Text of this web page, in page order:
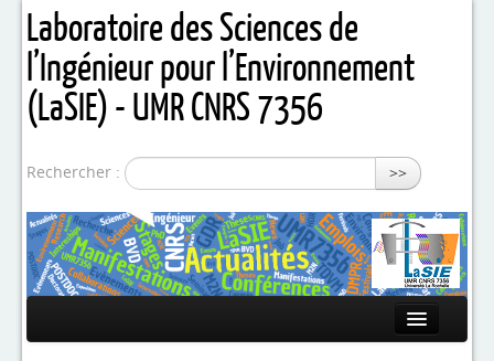
Laboratoire des Sciences de
l’Ingénieur pour l’Environnement
(LaSIE) - UMR CNRS 7356
Rechercher : >>